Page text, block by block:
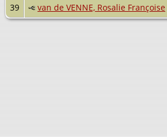
39
van de VENNE, Rosalie Françoise